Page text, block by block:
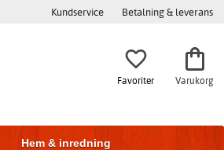
Kundservice Betalning & leverans
Favoriter Varukorg
Hem & inredning